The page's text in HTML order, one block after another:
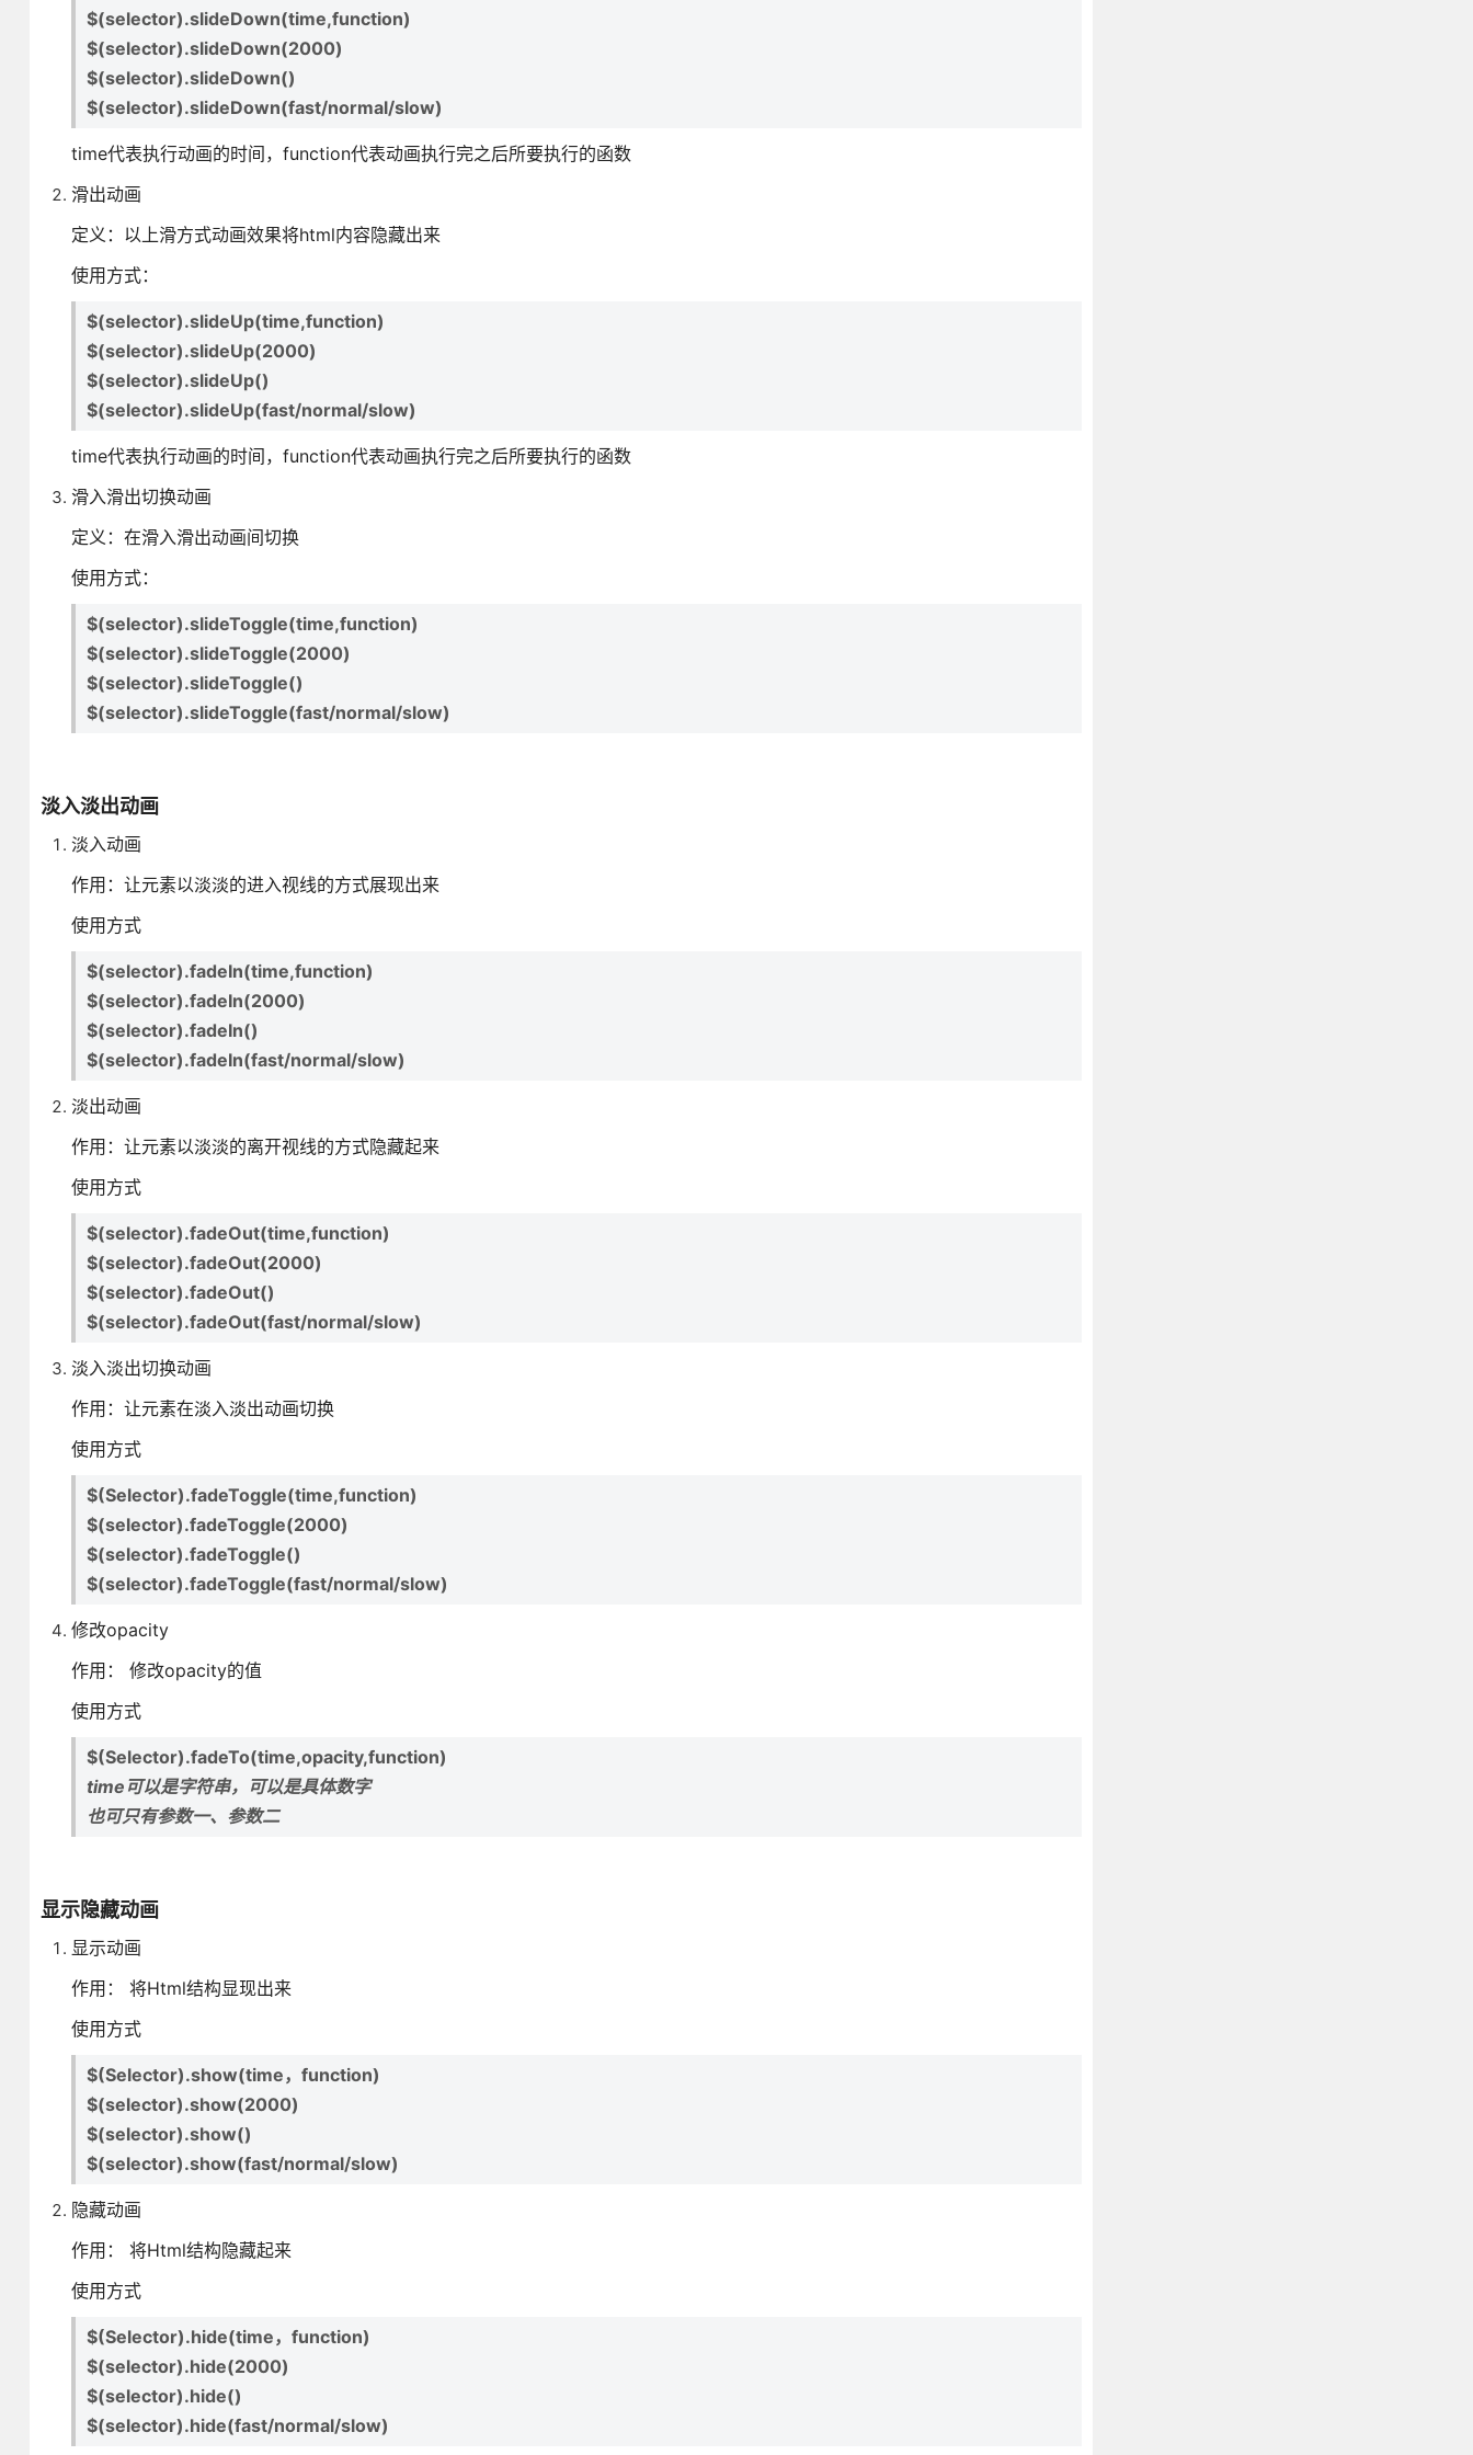
$(selector).slideDown(time,function)
$(selector).slideDown(2000)
$(selector).slideDown()
$(selector).slideDown(fast/normal/slow)
time代表执行动画的时间，function代表动画执行完之后所要执行的函数
滑出动画
定义：以上滑方式动画效果将html内容隐藏出来
使用方式：
$(selector).slideUp(time,function)
$(selector).slideUp(2000)
$(selector).slideUp()
$(selector).slideUp(fast/normal/slow)
time代表执行动画的时间，function代表动画执行完之后所要执行的函数
滑入滑出切换动画
定义：在滑入滑出动画间切换
使用方式：
$(selector).slideToggle(time,function)
$(selector).slideToggle(2000)
$(selector).slideToggle()
$(selector).slideToggle(fast/normal/slow)
淡入淡出动画
淡入动画
作用：让元素以淡淡的进入视线的方式展现出来
使用方式
$(selector).fadeIn(time,function)
$(selector).fadeIn(2000)
$(selector).fadeIn()
$(selector).fadeIn(fast/normal/slow)
淡出动画
作用：让元素以淡淡的离开视线的方式隐藏起来
使用方式
$(selector).fadeOut(time,function)
$(selector).fadeOut(2000)
$(selector).fadeOut()
$(selector).fadeOut(fast/normal/slow)
淡入淡出切换动画
作用：让元素在淡入淡出动画切换
使用方式
$(Selector).fadeToggle(time,function)
$(selector).fadeToggle(2000)
$(selector).fadeToggle()
$(selector).fadeToggle(fast/normal/slow)
修改opacity
作用： 修改opacity的值
使用方式
$(Selector).fadeTo(time,opacity,function)
time可以是字符串，可以是具体数字
也可只有参数一、参数二
显示隐藏动画
显示动画
作用： 将Html结构显现出来
使用方式
$(Selector).show(time，function)
$(selector).show(2000)
$(selector).show()
$(selector).show(fast/normal/slow)
隐藏动画
作用： 将Html结构隐藏起来
使用方式
$(Selector).hide(time，function)
$(selector).hide(2000)
$(selector).hide()
$(selector).hide(fast/normal/slow)